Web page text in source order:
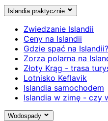
Islandia praktycznie
Zwiedzanie Islandii
Ceny na Islandii
Gdzie spać na Islandii?
Zorza polarna na
Złoty Krąg - trasa
Lotnisko Keflavik
Islandia samochodem
Islandia w zimę - czy
Wodospady